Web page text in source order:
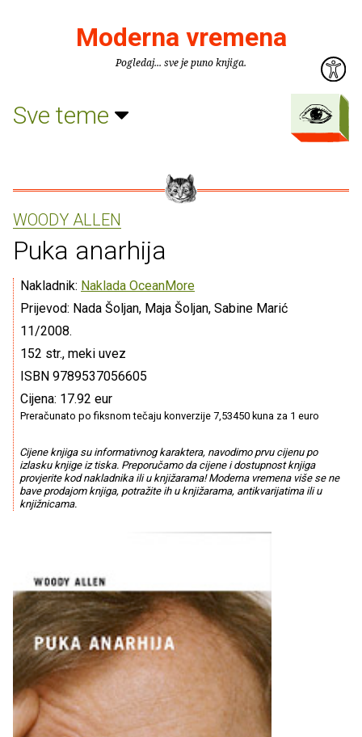
Moderna vremena
Pogledaj... sve je puno knjiga.
Sve teme
WOODY ALLEN
Puka anarhija
Nakladnik: Naklada OceanMore
Prijevod: Nada Šoljan, Maja Šoljan, Sabine Marić
11/2008.
152 str., meki uvez
ISBN 9789537056605
Cijena: 17.92 eur
Preračunato po fiksnom tečaju konverzije 7,53450 kuna za 1 euro
Cijene knjiga su informativnog karaktera, navodimo prvu cijenu po
izlasku knjige iz tiska. Preporučamo da cijene i dostupnost knjiga
provjerite kod nakladnika ili u knjižarama! Moderna vremena više se ne
bave prodajom knjiga, potražite ih u knjižarama, antikvarijatima ili u
knjižnicama.